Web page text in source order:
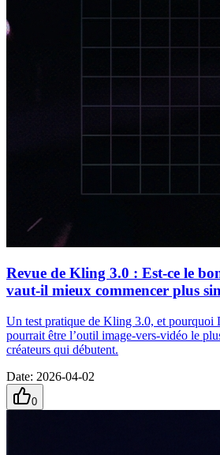
Revue de Kling 3.0 : Est-ce le
vaut-il mieux commencer plus
Un test pratique de Kling 3.0, et pourquoi
pourrait être l’outil image‑vers‑vidéo le
créateurs qui débutent.
Date: 2026-04-02
0